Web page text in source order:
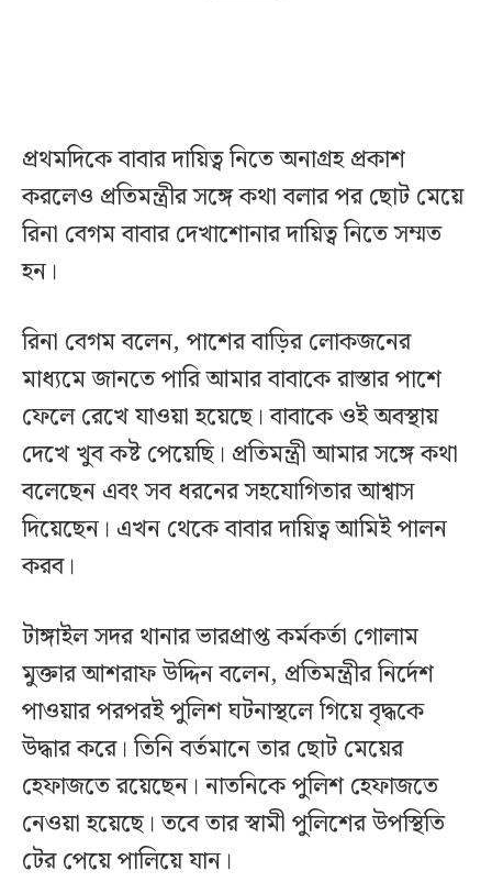
প্রথমদিকে বাবার দায়িত্ব নিতে অনাগ্রহ প্রকাশ
করলেও প্রতিমন্ত্রীর সঙ্গে কথা বলার পর ছোট মেয়ে
রিনা বেগম বাবার দেখাশোনার দায়িত্ব নিতে সম্মত
হন।
রিনা বেগম বলেন, পাশের বাড়ির লোকজনের
মাধ্যমে জানতে পারি আমার বাবাকে রাস্তার পাশে
ফেলে রেখে যাওয়া হয়েছে। বাবাকে ওই অবস্থায়
দেখে খুব কষ্ট পেয়েছি। প্রতিমন্ত্রী আমার সঙ্গে কথা
বলেছেন এবং সব ধরনের সহযোগিতার আশ্বাস
দিয়েছেন। এখন থেকে বাবার দায়িত্ব আমিই পালন
করব।
টাঙ্গাইল সদর থানার ভারপ্রাপ্ত কর্মকর্তা গোলাম
মুক্তার আশরাফ উদ্দিন বলেন, প্রতিমন্ত্রীর নির্দেশ
পাওয়ার পরপরই পুলিশ ঘটনাস্থলে গিয়ে বৃদ্ধকে
উদ্ধার করে। তিনি বর্তমানে তার ছোট মেয়ের
হেফাজতে রয়েছেন। নাতনিকে পুলিশ হেফাজতে
নেওয়া হয়েছে। তবে তার স্বামী পুলিশের উপস্থিতি
টের পেয়ে পালিয়ে যান।